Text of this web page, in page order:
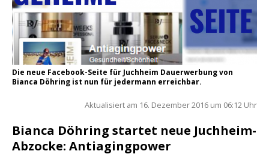
Die neue Facebook-Seite für Juchheim Dauerwerbung von
Bianca Döhring ist nun für jedermann erreichbar.
Aktua­li­siert am 16. Dezem­ber 2016 um 06:12 Uhr
Bianca Döhring startet neue Juchheim-
Abzocke: Antiagingpower